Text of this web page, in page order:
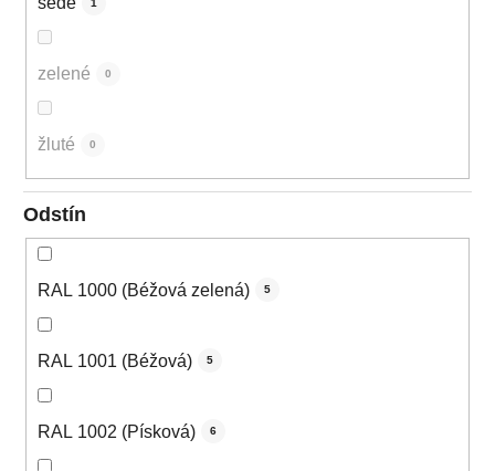
1
zelené 0
žluté 0
Odstín
RAL 1000 (Béžová zelená) 5
RAL 1001 (Béžová) 5
RAL 1002 (Písková) 6